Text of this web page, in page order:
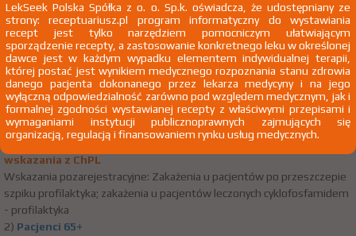
Biseptol Rx
100%
15,35 zł
50%(1)
6,91 zł
75+(2)
bezpł.
DZ(3)
bezpł.
Cotrimoxazolum
zaw. doust. 240 mg/5 ml 1 but. 100 ml
Doustnie
Zakłady Farmaceutyczne
Polpharma SA
1) Refundacja we wszystkich zarejestrowanych wskazaniach.Pokaż
wskazania z ChPL
Wskazania pozarejestracyjne: Zakażenia u pacjentów po przeszczepie
szpiku profilaktyka; zakażenia u pacjentów leczonych cyklofosfamidem
- profilaktyka
2) Pacjenci 65+
LekSeek Polska Spółka z o. o. Sp.k. oświadcza, że udostępniany ze
strony: receptuariusz.pl program informatyczny do wystawiania
recept jest tylko narzędziem pomocniczym ułatwiającym
sporządzenie recepty, a zastosowanie konkretnego leku w określonej
dawce jest w każdym wypadku elementem indywidualnej terapii,
której postać jest wynikiem medycznego rozpoznania stanu zdrowia
danego pacjenta dokonanego przez lekarza medycyny i na jego
wyłączną odpowiedzialność zarówno pod względem medycznym, jak i
formalnej zgodności wystawianej recepty z właściwymi przepisami i
wymaganiami instytucji publicznoprawnych zajmujących się
organizacją, regulacją i finansowaniem rynku usług medycznych.